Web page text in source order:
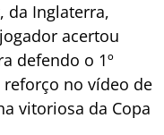
da Inglaterra,
acertou
defendo o 1º
no vídeo de
vitoriosa da Copa